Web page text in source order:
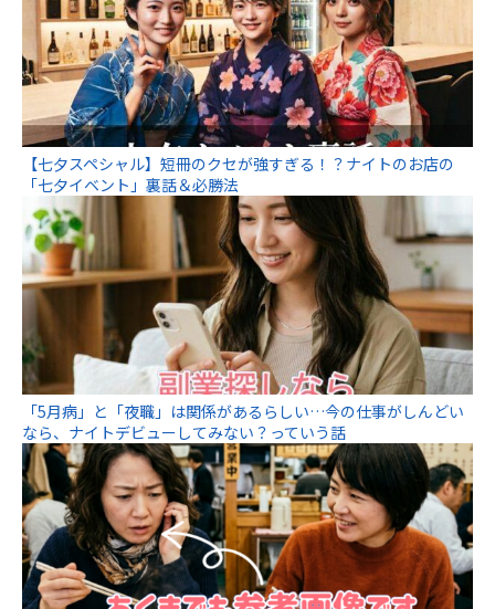
【七夕スペシャル】短冊のクセが強すぎる！？ナイトのお店の
「七夕イベント」裏話＆必勝法
「5月病」と「夜職」は関係があるらしい…今の仕事がしんどい
なら、ナイトデビューしてみない？っていう話